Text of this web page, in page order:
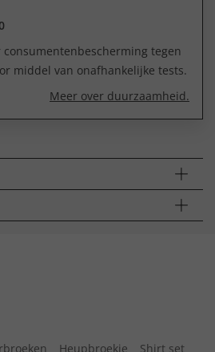
tegen
middel van onafhankelijke tests.
Meer over duurzaamheid.
Heupbroekje
Shirt set